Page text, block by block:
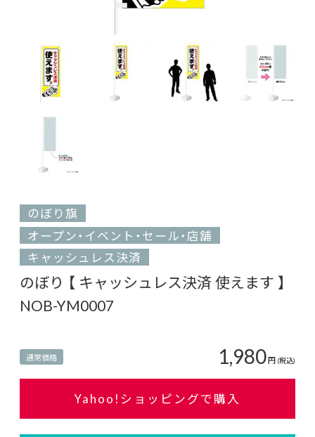
のぼり旗
オープン・イベント・セール・店舗
キャッシュレス決済
のぼり 【 キャッシュレス決済 使えます 】
NOB-YM0007
通常価格 1,980円 (税込)
Yahoo!ショッピングで購入